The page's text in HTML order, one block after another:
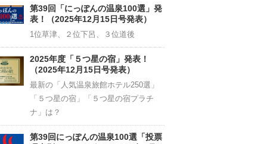
Channel
第39回「にっぽんの温泉100選」発
表！（2025年12月15日号発表）
1位草津、２位下呂、３位道後
2025年度「５つ星の宿」発表！
（2025年12月15日号発表）
最新の「人気温泉旅館ホテル250選」
「５つ星の宿」「５つ星の宿プラチ
ナ」は？
第39回にっぽんの温泉100選「投票